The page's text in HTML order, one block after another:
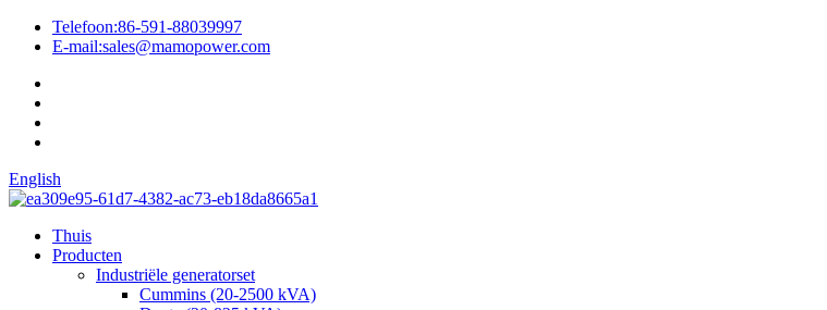
Telefoon:86-591-88039997
E-mail:sales@mamopower.com
English
Thuis
Producten
Industriële generatorset
Cummins (20-2500 kVA)